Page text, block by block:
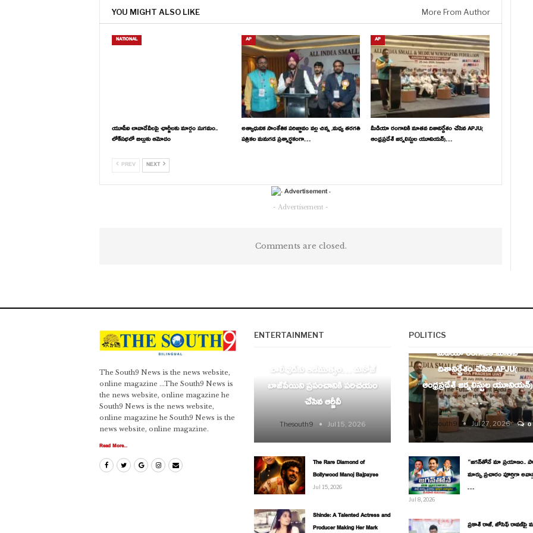
YOU MIGHT ALSO LIKE More From Author
NATIONAL
యూపీఐ లావాదేవీలపై ఛార్జీలకు మార్గం సుగమం..
లోక్‌సభలో బిల్లుకు ఆమోదం
AP
అత్యాధునిక సాంకేతిక పరిజ్ఞానం వల్ల చిన్న ,మధ్య తరగతి
పత్రికల మనుగడ ప్రశ్నార్థకంగా…
AP
మీడియా రంగానికి నూతన దిశానిర్దేశం చేసిన APJU(
ఆంధ్రప్రదేశ్ జర్నలిస్టుల యూనియన్)…
PREV NEXT
- Advertisement -
Comments are closed.
The South9 News is the news website,
online magazine ...The South9 News is
the news website, online magazine he
South9 News is the news website,
online magazine he South9 News is the
news website, online magazine.
Read More...
ENTERTAINMENT
బాలీవుడ్‌కు ఆణిముత్యం… మనోజ్
బాజ్‌పేయిని ప్రపంచానికి పరిచయం
చేసిన ఆర్జీవీ
Thesouth9 Jul 15, 2026
The Rare Diamond of
Bollywood Manoj Bajpayee
Jul 15, 2026
Shinde: A Talented Actress and
Producer Making Her Mark
POLITICS
మీడియా రంగానికి నూతన
దిశానిర్దేశం చేసిన APJU(
ఆంధ్రప్రదేశ్ జర్నలిస్టుల యూనియన్)
…
Thesouth9 Jul 27, 2026 0
“జగన్‌తోనే మా ప్రయాణం..
మార్పు ప్రచారం పూర్తిగా
…
Jul 8, 2026
ప్రకాశ్ రాజ్, జోసెఫ్ రావణ్‌పై